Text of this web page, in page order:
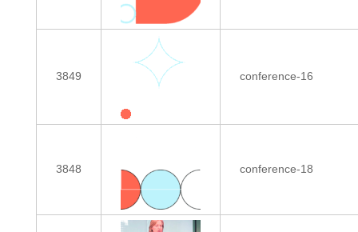
3849 conference-16
3848 conference-18